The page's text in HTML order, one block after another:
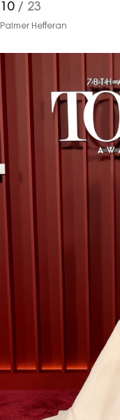
10/ 23
Palmer Hefferan